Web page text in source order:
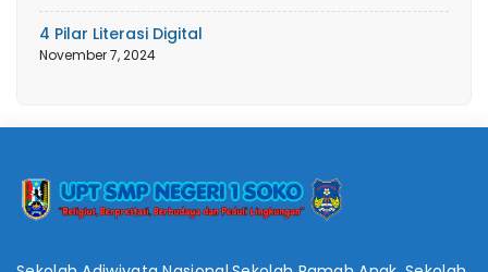
4 Pilar Literasi Digital
November 7, 2024